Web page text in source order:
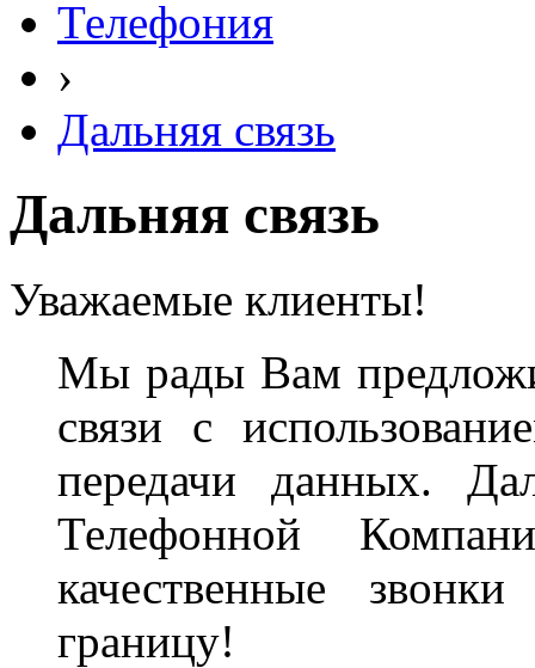
Телефония
›
Дальняя связь
Дальняя связь
Уважаемые клиенты!
Мы рады Вам
связи с
передачи данных.
Телефонной
качественные
границу!